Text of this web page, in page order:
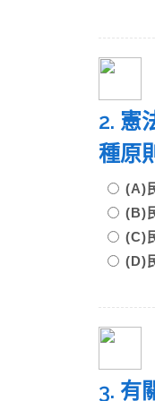
2. 憲
種原
(A)
(B)
(C)
(D)
3. 有